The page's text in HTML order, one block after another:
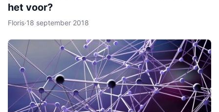
het voor?
Floris·18 september 2018